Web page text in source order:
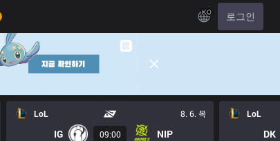
KO 로그인
LoL 8. 6. 목
IG 09:00 NIP
LoL
DK